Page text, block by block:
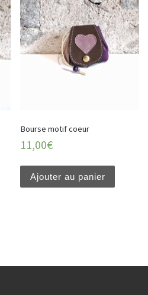
Bourse motif coeur
11,00€
Ajouter au panier